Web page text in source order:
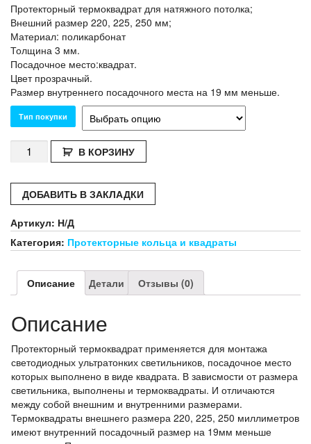
Протекторный термоквадрат для натяжного потолка;
Внешний размер 220, 225, 250 мм;
Материал: поликарбонат
Толщина 3 мм.
Посадочное место:квадрат.
Цвет прозрачный.
Размер внутреннего посадочного места на 19 мм меньше.
Тип покупки
Количество
Протекторный
наружный
размер,
220,
225,
В КОРЗИНУ
ДОБАВИТЬ В ЗАКЛАДКИ
Артикул: Н/Д
Категория: Протекторные кольца и квадраты
Описание Детали Отзывы (0)
Описание
Протекторный термоквадрат применяется для монтажа
светодиодных ультратонких светильников, посадочное место
которых выполнено в виде квадрата. В зависмости от размера
светильника, выполнены и термоквадраты. И отличаются
между собой внешним и внутренними размерами.
Термоквадраты внешнего размера 220, 225, 250 миллиметров
имеют внутренний посадочный размер на 19мм меньше